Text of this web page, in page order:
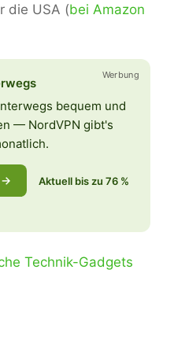
die USA (bei Amazon
Werbung
bequem und
— NordVPN gibt's
→ Aktuell bis zu 76 %
Technik-Gadgets